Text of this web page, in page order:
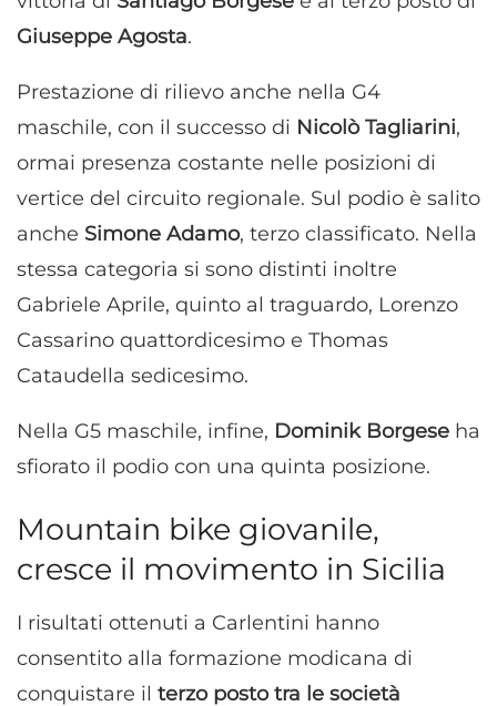
Giuseppe Agosta.
Prestazione di rilievo anche nella G4
maschile, con il successo di Nicolò Tagliarini,
ormai presenza costante nelle posizioni di
vertice del circuito regionale. Sul podio è salito
anche Simone Adamo, terzo classificato. Nella
stessa categoria si sono distinti inoltre
Gabriele Aprile, quinto al traguardo, Lorenzo
Cassarino quattordicesimo e Thomas
Cataudella sedicesimo.
Nella G5 maschile, infine, Dominik Borgese ha
sfiorato il podio con una quinta posizione.
Mountain bike giovanile,
cresce il movimento in Sicilia
I risultati ottenuti a Carlentini hanno
consentito alla formazione modicana di
conquistare il terzo posto tra le società